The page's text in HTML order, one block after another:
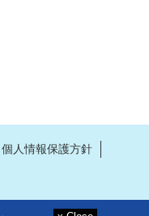
個人情報保護方針